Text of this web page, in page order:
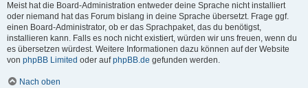
Meist hat die Board-Administration entweder deine Sprache nicht installiert
oder niemand hat das Forum bislang in deine Sprache übersetzt. Frage ggf.
einen Board-Administrator, ob er das Sprachpaket, das du benötigst,
installieren kann. Falls es noch nicht existiert, würden wir uns freuen, wenn du
es übersetzen würdest. Weitere Informationen dazu können auf der Website
von phpBB Limited oder aufphpBB.de gefunden werden.
Nach oben